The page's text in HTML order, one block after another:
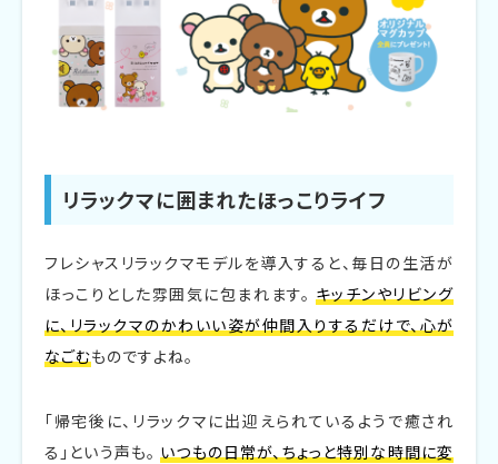
リラックマに囲まれたほっこりライフ
フレシャスリラックマモデルを導入すると、毎日の生活が
ほっこりとした雰囲気に包まれます。 キッチンやリビング
に、リラックマのかわいい姿が仲間入りするだけで、心が
なごむものですよね。
「帰宅後に、リラックマに出迎えられているようで癒され
る」という声も。 いつもの日常が、ちょっと特別な時間に変